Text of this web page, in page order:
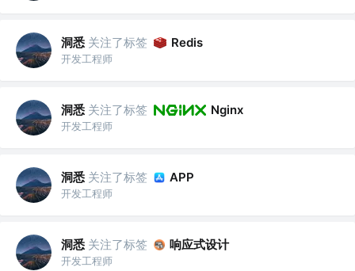
洞悉 关注了标签 Redis
开发工程师
洞悉 关注了标签 Nginx
开发工程师
洞悉 关注了标签 APP
开发工程师
洞悉 关注了标签 响应式设计
开发工程师